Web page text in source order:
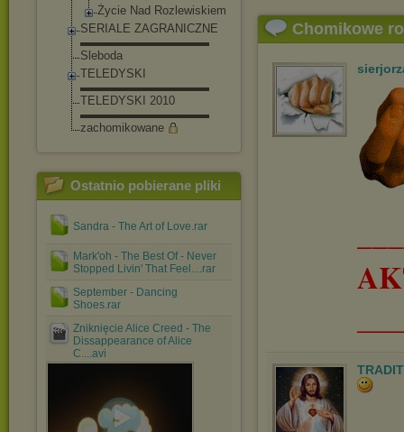
Życie Nad Rozlewiskiem
SERIALE ZAGRANICZNE
▬▬▬▬▬▬▬▬▬▬▬
Sleboda
TELEDYSKI
▬▬▬▬▬▬▬▬▬▬▬
TELEDYSKI 2010
▬▬▬▬▬▬▬▬▬▬▬
zachomikowane
Ostatnio pobierane pliki
Sandra - The Art of Love.rar
Mark'oh - The Best Of - Never
Stopped Livin' That Feel....rar
September - Dancing
Shoes.rar
Zniknięcie Alice Creed - The
Dissappearance of Alice
C....avi
Chomikowe